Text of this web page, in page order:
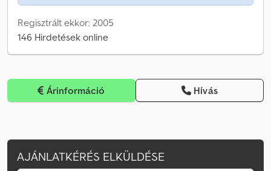
Regisztrált ekkor: 2005
146 Hirdetések online
Árinformáció Hívás
AJÁNLATKÉRÉS ELKÜLDÉSE